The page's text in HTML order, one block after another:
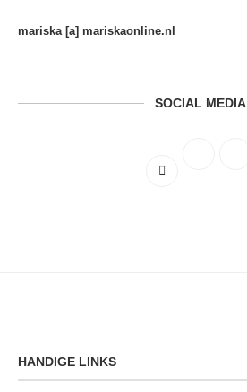
mariska [a] mariskaonline.nl
SOCIAL MEDIA
HANDIGE LINKS